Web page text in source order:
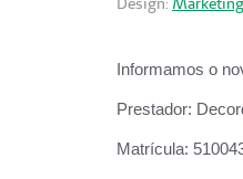
Informamos o
Prestador:
Matrícula: